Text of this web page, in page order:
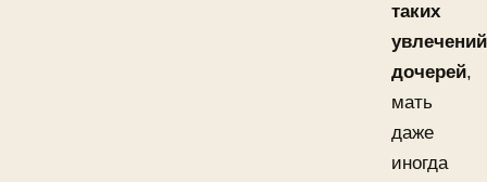
таких
увлечений
дочерей,
мать
даже
иногда